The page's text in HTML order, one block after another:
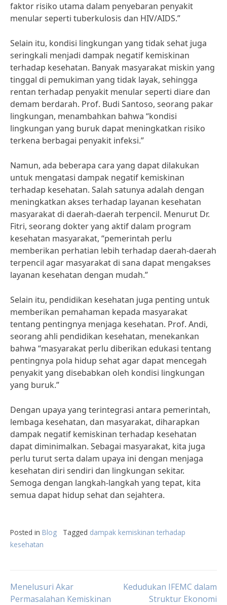
faktor risiko utama dalam penyebaran penyakit
menular seperti tuberkulosis dan HIV/AIDS.”
Selain itu, kondisi lingkungan yang tidak sehat juga
seringkali menjadi dampak negatif kemiskinan
terhadap kesehatan. Banyak masyarakat miskin yang
tinggal di pemukiman yang tidak layak, sehingga
rentan terhadap penyakit menular seperti diare dan
demam berdarah. Prof. Budi Santoso, seorang pakar
lingkungan, menambahkan bahwa “kondisi
lingkungan yang buruk dapat meningkatkan risiko
terkena berbagai penyakit infeksi.”
Namun, ada beberapa cara yang dapat dilakukan
untuk mengatasi dampak negatif kemiskinan
terhadap kesehatan. Salah satunya adalah dengan
meningkatkan akses terhadap layanan kesehatan
masyarakat di daerah-daerah terpencil. Menurut Dr.
Fitri, seorang dokter yang aktif dalam program
kesehatan masyarakat, “pemerintah perlu
memberikan perhatian lebih terhadap daerah-daerah
terpencil agar masyarakat di sana dapat mengakses
layanan kesehatan dengan mudah.”
Selain itu, pendidikan kesehatan juga penting untuk
memberikan pemahaman kepada masyarakat
tentang pentingnya menjaga kesehatan. Prof. Andi,
seorang ahli pendidikan kesehatan, menekankan
bahwa “masyarakat perlu diberikan edukasi tentang
pentingnya pola hidup sehat agar dapat mencegah
penyakit yang disebabkan oleh kondisi lingkungan
yang buruk.”
Dengan upaya yang terintegrasi antara pemerintah,
lembaga kesehatan, dan masyarakat, diharapkan
dampak negatif kemiskinan terhadap kesehatan
dapat diminimalkan. Sebagai masyarakat, kita juga
perlu turut serta dalam upaya ini dengan menjaga
kesehatan diri sendiri dan lingkungan sekitar.
Semoga dengan langkah-langkah yang tepat, kita
semua dapat hidup sehat dan sejahtera.
Posted in Blog Tagged dampak kemiskinan terhadap
kesehatan
Post
Menelusuri Akar
Permasalahan Kemiskinan
Kedudukan IFEMC dalam
Struktur Ekonomi